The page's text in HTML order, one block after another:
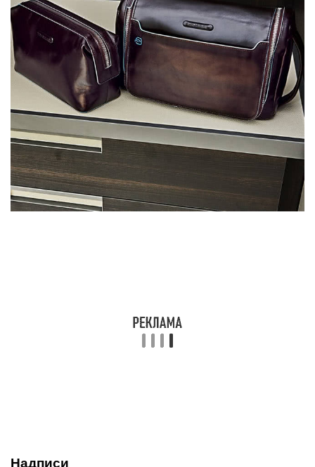
Надписи
Посмотрите, что указано в составе на бирке
(ярлычке). В зависимости от страны
производства, о натуральности на разных языках
говорят следующие слова: genuine leather
(английский), echtleder (немецкий), cuir
(французский), vera pelle (итальянский).